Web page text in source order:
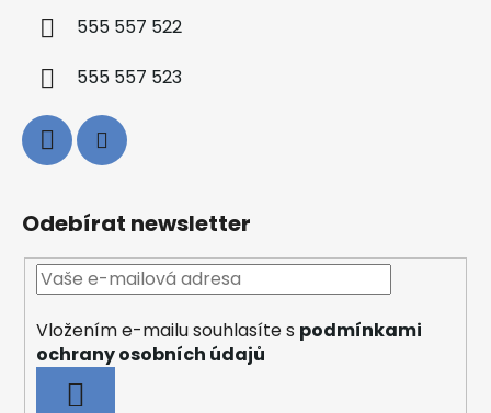
555 557 522
555 557 523
Odebírat newsletter
Vložením e-mailu souhlasíte s podmínkami
ochrany osobních údajů